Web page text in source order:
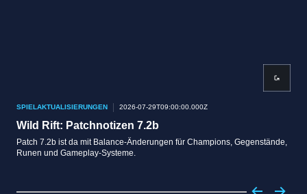
SPIELAKTUALISIERUNGEN 2026-07-29T09:00:00.000Z
Wild Rift: Patchnotizen 7.2b
Patch 7.2b ist da mit Balance-Änderungen für Champions, Gegenstände,
Runen und Gameplay-Systeme.